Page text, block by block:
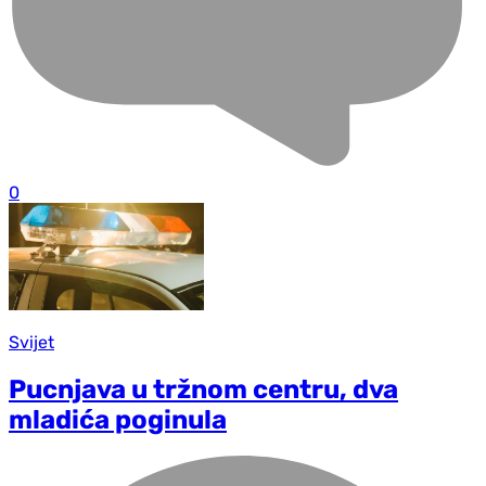
0
Svijet
Pucnjava u tržnom centru, dva
mladića poginula